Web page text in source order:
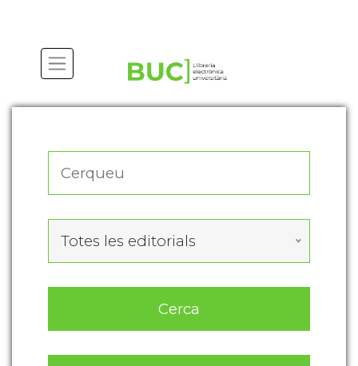
Totes les editorials
Cerca